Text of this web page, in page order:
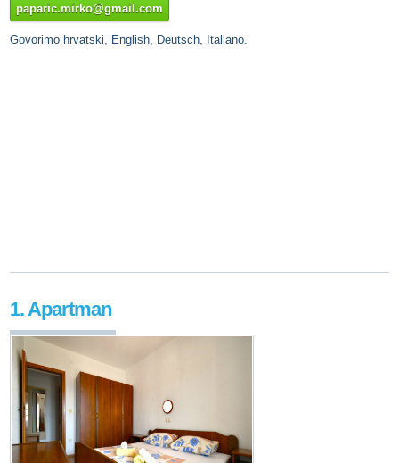
paparic.mirko@gmail.com
Govorimo hrvatski, English, Deutsch, Italiano.
1. Apartman